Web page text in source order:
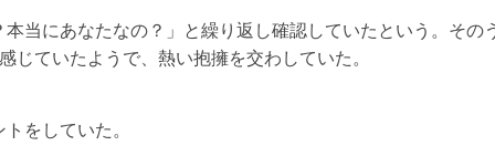
当にあなたなの？」と繰り返し確認していたという。その
じていたようで、熱い抱擁を交わしていた。
をしていた。